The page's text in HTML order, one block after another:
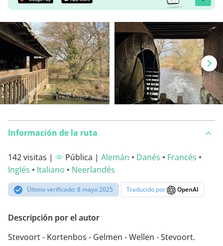
Información de la ruta
142 visitas | Pública | Alemán • Danés • Francés •
Inglés • Italiano • Neerlandés
Último verificado: 8 mayo 2025 Traducido por OpenAI
Descripción por el autor
Stevoort - Kortenbos - Gelmen - Wellen - Stevoort.